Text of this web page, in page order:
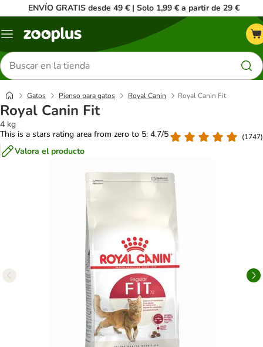
ENVÍO GRATIS desde 49 € | Solo 1,99 € a partir de 29 €
Menú
Buscar
productos
Gatos Pienso para gatos Royal Canin Royal Canin Fit
Royal Canin Fit
4 kg
This is a stars rating area from zero to 5: 4.7/5
(1747)
Valora el producto